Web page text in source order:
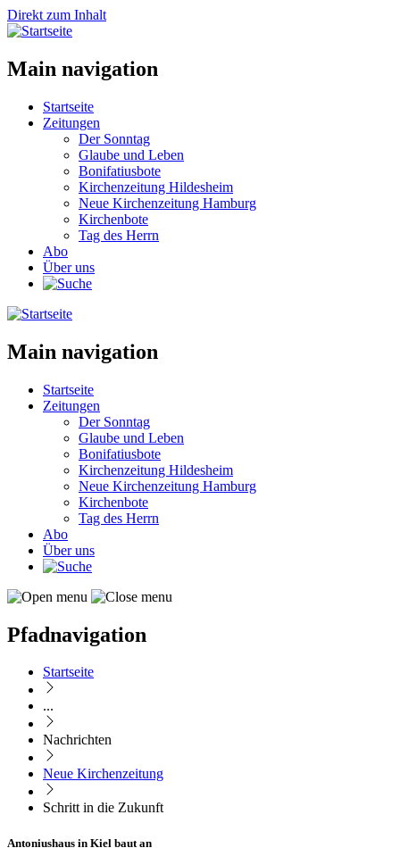
Direkt zum Inhalt
Main navigation
Startseite
Zeitungen
Der Sonntag
Glaube und Leben
Bonifatiusbote
Kirchenzeitung Hildesheim
Neue Kirchenzeitung Hamburg
Kirchenbote
Tag des Herrn
Abo
Über uns
Main navigation
Startseite
Zeitungen
Der Sonntag
Glaube und Leben
Bonifatiusbote
Kirchenzeitung Hildesheim
Neue Kirchenzeitung Hamburg
Kirchenbote
Tag des Herrn
Abo
Über uns
Pfadnavigation
Startseite
...
Nachrichten
Neue Kirchenzeitung
Schritt in die Zukunft
Antoniushaus in Kiel baut an